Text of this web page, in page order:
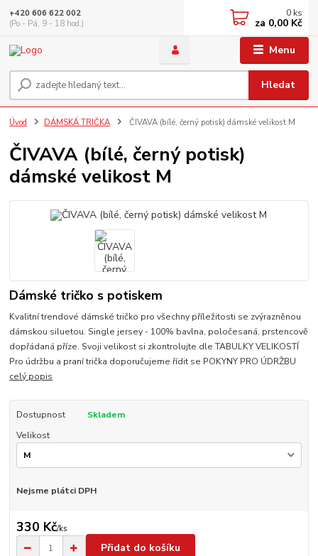
Menu
Hledat
+420 606 622 002
(Po - Pá, 9 - 18 hod.)
0 ks
za 0,00 Kč
Úvod DÁMSKÁ TRIČKA ČIVAVA (bílé, černý potisk) dámské velikost M
ČIVAVA (bílé, černý potisk)
dámské velikost M
Dámské tričko s potiskem
Kvalitní trendové dámské tričko pro všechny příležitosti se zvýrazněnou
dámskou siluetou. Single jersey - 100% bavlna, poločesaná, prstencově
dopřádaná příze. Svoji velikost si zkontrolujte dle TABULKY VELIKOSTÍ
Pro údržbu a praní trička doporučujeme řídit se POKYNY PRO ÚDRŽBU
celý popis
Dostupnost
Skladem
Velikost
Nejsme plátci DPH
330 Kč/ks
Přidat do košíku